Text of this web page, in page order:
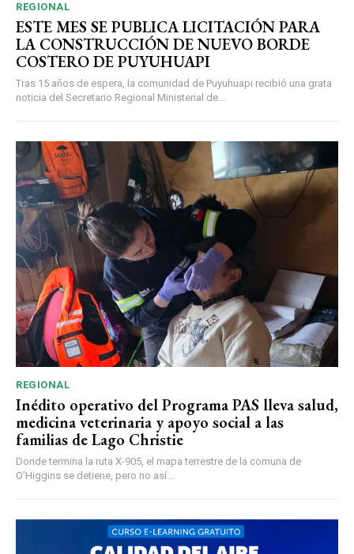
REGIONAL
ESTE MES SE PUBLICA LICITACIÓN PARA
LA CONSTRUCCIÓN DE NUEVO BORDE
COSTERO DE PUYUHUAPI
Tras 15 años de espera, la comunidad de Puyuhuapi recibió una grata
noticia del Secretario Regional Ministerial de...
REGIONAL
Inédito operativo del Programa PAS lleva salud,
medicina veterinaria y apoyo social a las
familias de Lago Christie
Donde termina la ruta X-905, el mapa terrestre de la comuna de
O’Higgins se detiene, pero no así...